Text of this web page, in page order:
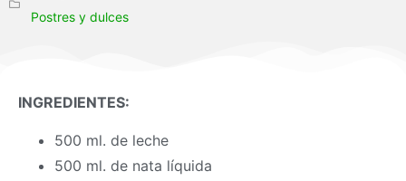
Postres y dulces
INGREDIENTES:
500 ml. de leche
500 ml. de nata líquida